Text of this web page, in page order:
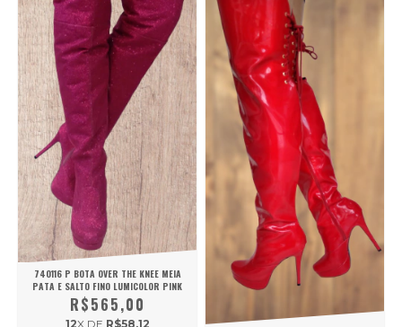
740116 P BOTA OVER THE KNEE MEIA
PATA E SALTO FINO LUMICOLOR PINK
R$565,00
12X DE R$58,12